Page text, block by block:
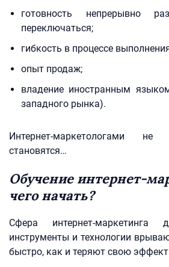
готовность непрерывно
переключаться;
гибкость в процессе
опыт продаж;
владение иностранным
западного рынка).
Интернет-маркетологами
становятся…
Обучение интернет-
чего начать?
Сфера интернет-маркетинга
инструменты и технологии
быстро, как и теряют свою